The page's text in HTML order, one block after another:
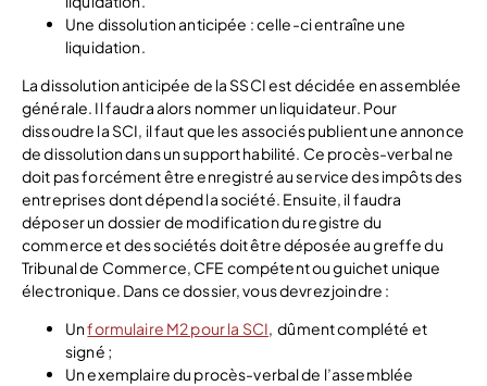
Une dissolution anticipée : celle-ci entraîne une
liquidation.
La dissolution anticipée de la SSCI est décidée en assemblée
générale. Il faudra alors nommer un liquidateur. Pour
dissoudre la SCI, il faut que les associés publient une annonce
de dissolution dans un support habilité. Ce procès-verbal ne
doit pas forcément être enregistré au service des impôts des
entreprises dont dépend la société. Ensuite, il faudra
déposer un dossier de modification du registre du
commerce et des sociétés doit être déposée au greffe du
Tribunal de Commerce, CFE compétent ou guichet unique
électronique. Dans ce dossier, vous devrez joindre :
Unformulaire M2 pour la SCI, dûment complété et
signé ;
Un exemplaire du procès-verbal de l’assemblée